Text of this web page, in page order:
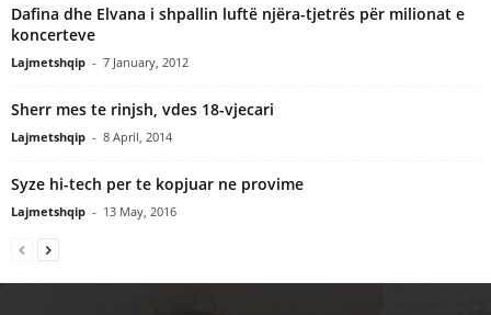
Dafina dhe Elvana i shpallin luftë njëra-tjetrës për milionat e
koncerteve
Lajmetshqip - 7 January, 2012
Sherr mes te rinjsh, vdes 18-vjecari
Lajmetshqip - 8 April, 2014
Syze hi-tech per te kopjuar ne provime
Lajmetshqip - 13 May, 2016